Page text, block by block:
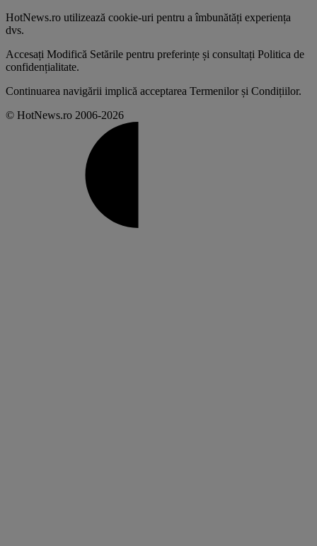
HotNews.ro utilizează cookie-uri pentru a îmbunătăți experiența
dvs.
Accesați Modifică Setările pentru preferințe și consultați Politica de
confidențialitate.
Continuarea navigării implică acceptarea Termenilor și Condițiilor.
© HotNews.ro 2006-2026